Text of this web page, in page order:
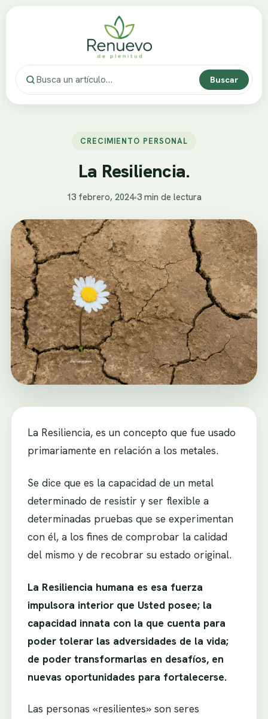
Buscar
CRECIMIENTO PERSONAL
La Resiliencia.
13 febrero, 2024•3 min de lectura
La Resiliencia, es un concepto que fue usado
primariamente en relación a los metales.
Se dice que es la capacidad de un metal
determinado de resistir y ser flexible a
determinadas pruebas que se experimentan
con él, a los fines de comprobar la calidad
del mismo y de recobrar su estado original.
La Resiliencia humana es esa fuerza
impulsora interior que Usted posee; la
capacidad innata con la que cuenta para
poder tolerar las adversidades de la vida;
de poder transformarlas en desafíos, en
nuevas oportunidades para fortalecerse.
Las personas «resilientes» son seres